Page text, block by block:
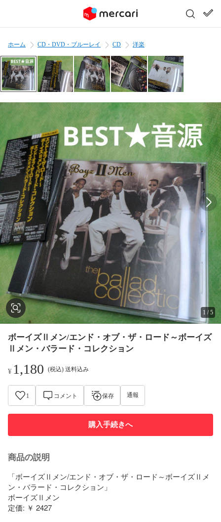
ホーム CD・DVD・ブルーレイ CD 洋楽
1 /5
ボーイズⅡメン/エンド・オブ・ザ・ロード～ボーイズ
Ⅱメン・バラード・コレクション
¥ 1,180 (税込) 送料込み
1 コメント 保存 通報
購入手続きへ
商品の説明
「ボーイズⅡメン/エンド・オブ・ザ・ロード～ボーイズⅡメ
ン・バラード・コレクション」
ボーイズⅡメン
定価: ￥ 2427